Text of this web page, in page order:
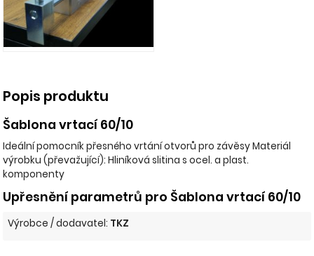
Popis produktu
Šablona vrtací 60/10
Ideální pomocník přesného vrtání otvorů pro závěsy Materiál
výrobku (převažující): Hliníková slitina s ocel. a plast.
komponenty
Upřesnění parametrů pro Šablona vrtací 60/10
Výrobce / dodavatel: TKZ